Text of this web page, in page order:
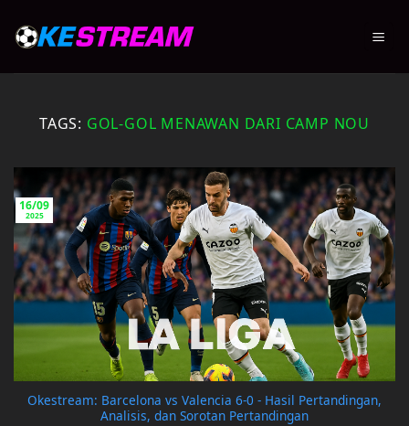
TAGS: GOL-GOL MENAWAN DARI CAMP NOU
Okestream: Barcelona vs Valencia 6-0 - Hasil Pertandingan,
Analisis, dan Sorotan Pertandingan
16/09
2025